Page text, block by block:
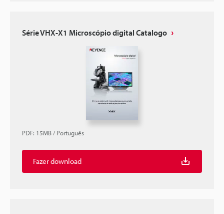
Série VHX-X1 Microscópio digital Catalogo
PDF: 15MB/Português
Fazer download